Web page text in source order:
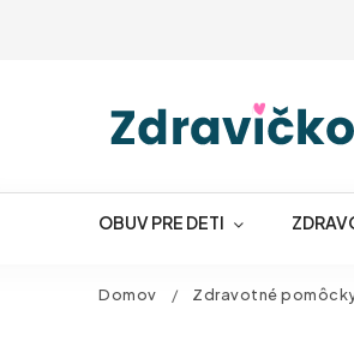
OBUV PRE DETI
Domov / Zdravotné